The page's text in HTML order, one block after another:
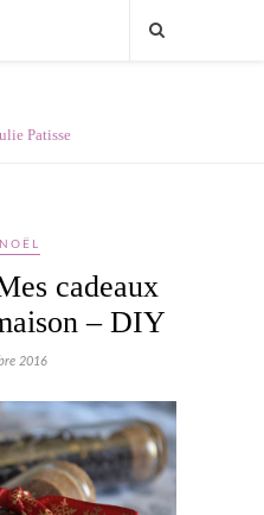
NOËL
cadeaux
– DIY
2016